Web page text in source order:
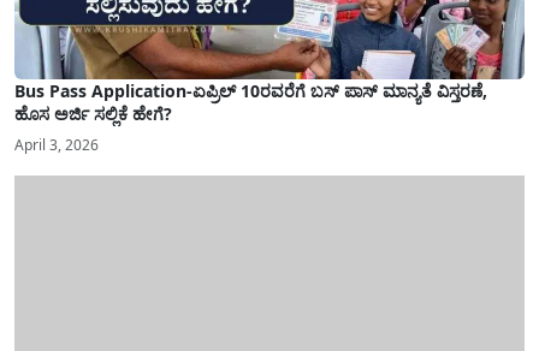
Bus Pass Application-ಏಪ್ರಿಲ್ 10ರವರೆಗೆ ಬಸ್ ಪಾಸ್ ಮಾನ್ಯತೆ ವಿಸ್ತರಣೆ,
ಹೊಸ ಅರ್ಜಿ ಸಲ್ಲಿಕೆ ಹೇಗೆ?
April 3, 2026